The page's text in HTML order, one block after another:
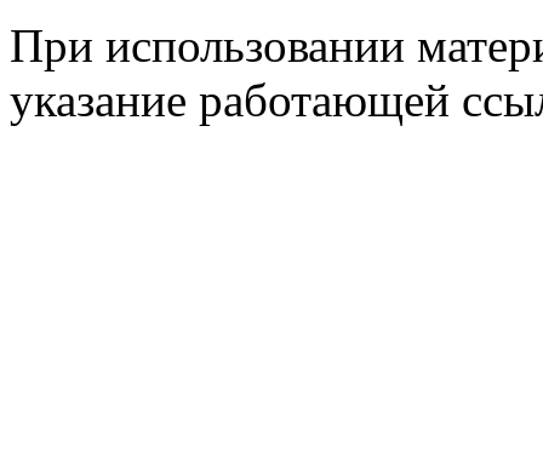
При использовании
указание работающей